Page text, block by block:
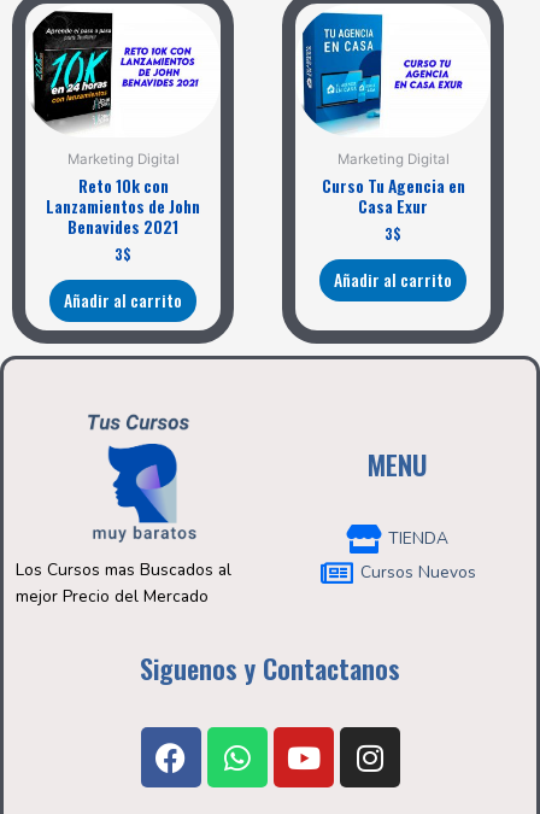
Marketing Digital
Reto 10k con
Lanzamientos de John
Benavides 2021
3$
Añadir al carrito
Marketing Digital
Curso Tu Agencia en
Casa Exur
3$
Añadir al carrito
Los Cursos mas Buscados al
mejor Precio del Mercado
MENU
TIENDA
Cursos Nuevos
Siguenos y Contactanos
F
a
W
h
Y
o
I
n